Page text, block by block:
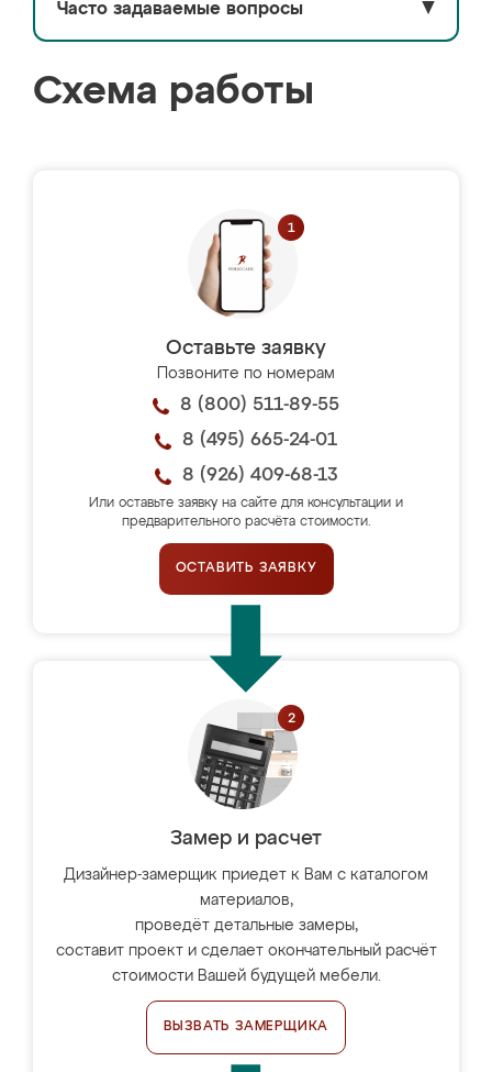
Часто задаваемые вопросы ▼
Схема работы
Оставьте заявку
Позвоните по номерам
8 (800) 511-89-55
8 (495) 665-24-01
8 (926) 409-68-13
Или оставьте заявку на сайте для консультации и
предварительного расчёта стоимости.
ОСТАВИТЬ ЗАЯВКУ
Замер и расчет
Дизайнер-замерщик приедет к Вам с каталогом
материалов,
проведёт детальные замеры,
составит проект и сделает окончательный расчёт
стоимости Вашей будущей мебели.
ВЫЗВАТЬ ЗАМЕРЩИКА